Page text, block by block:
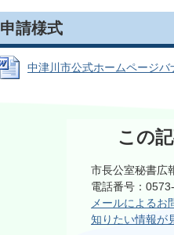
申請様式
中津川市公式ホームページ
この
市長公室秘書広
電話番号：
メールによるお
知りたい情報が